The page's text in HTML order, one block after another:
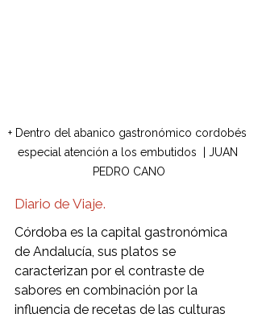
+ Dentro del abanico gastronómico cordobés
especial atención a los embutidos  | JUAN
PEDRO CANO
Diario de Viaje.
Córdoba es la capital gastronómica
de Andalucía, sus platos se
caracterizan por el contraste de
sabores en combinación por la
influencia de recetas de las culturas